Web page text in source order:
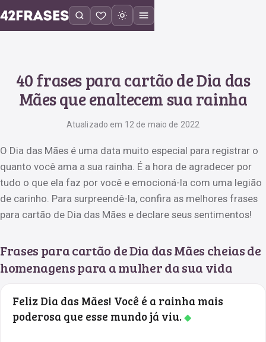
40 frases para cartão de Dia das
Mães que enaltecem sua rainha
Atualizado em 12 de maio de 2022
O Dia das Mães é uma data muito especial para registrar o
quanto você ama a sua rainha. É a hora de agradecer por
tudo o que ela faz por você e emocioná-la com uma legião
de carinho. Para surpreendê-la, confira as melhores frases
para cartão de Dia das Mães e declare seus sentimentos!
Frases para cartão de Dia das Mães cheias de
homenagens para a mulher da sua vida
Feliz Dia das Mães! Você é a rainha mais
poderosa que esse mundo já viu.◆